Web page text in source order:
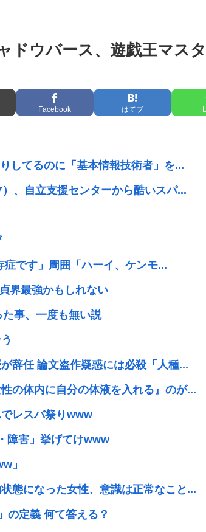
ドウバース、遊戯王マス
Facebook はてブ
してるのに「基本情報技術者」を...
）、自立支援センターから酷いスパ...
症です」周囲「ハーイ、ケンモ...
界最強かもしれない
事、一度も無い説
辞任 論文盗作疑惑には必殺「人種...
の体内に自分の体液を入れる』のが...
レスバ祭りwww
障害」挙げてけwww
」
態になった女性、意識は正常なこと...
の定義 何て答える？